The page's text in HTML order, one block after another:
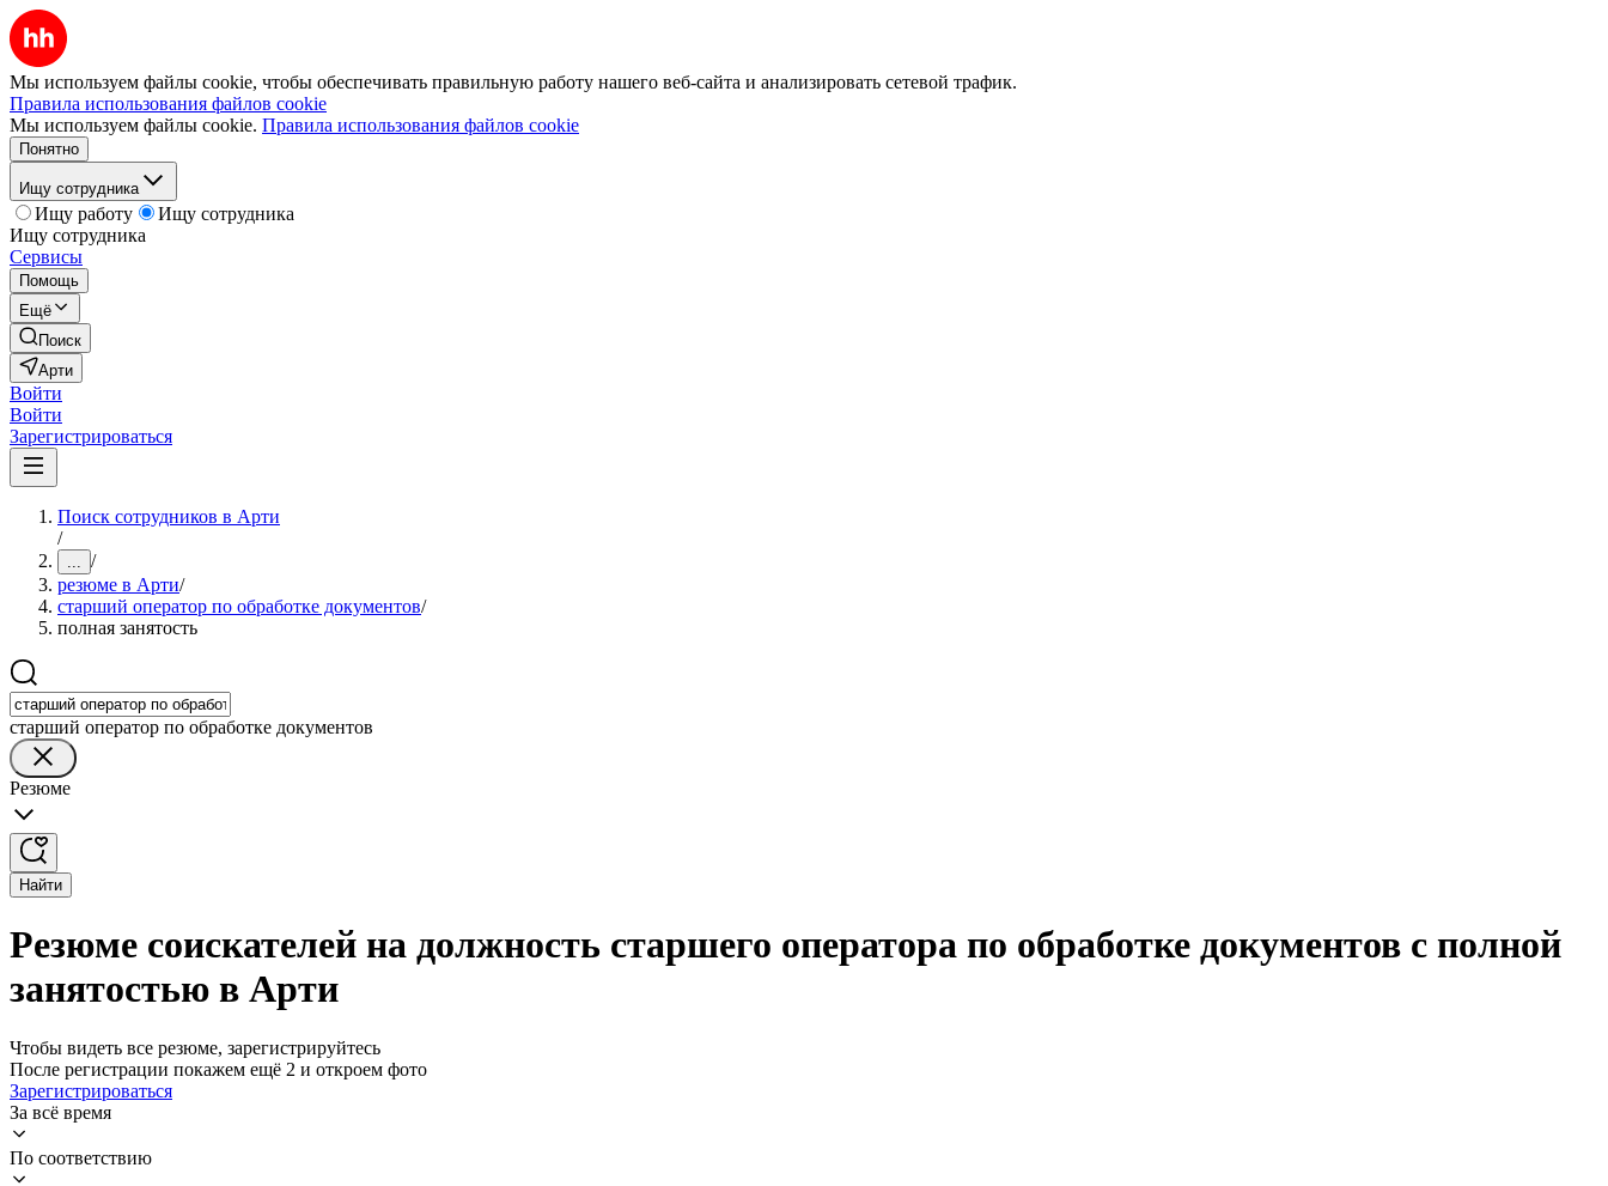
Мы используем файлы cookie, чтобы обеспечивать правильную работу нашего веб-сайта и анализировать сетевой трафик.
Правила использования файлов cookie
Мы используем файлы cookie. Правила использования файлов cookie
Понятно
Ищу сотрудника
Ищу работу
Ищу сотрудника
Ищу сотрудника
Сервисы
Помощь
Ещё
Поиск
Арти
Войти
Войти
Зарегистрироваться
Поиск сотрудников в Арти
/
... /
резюме в Арти/
старший оператор по обработке документов/
полная занятость
старший оператор по обработке документов
Резюме
Найти
Резюме соискателей на должность старшего оператора по обработке документов с полной
занятостью в Арти
Чтобы видеть все резюме, зарегистрируйтесь
После регистрации покажем ещё 2 и откроем фото
Зарегистрироваться
За всё время
По соответствию